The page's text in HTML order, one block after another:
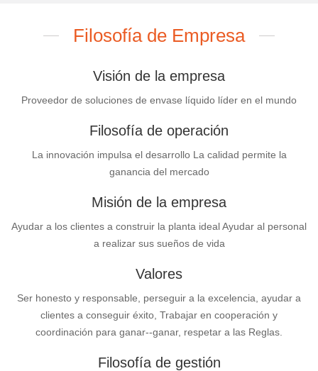
Filosofía de Empresa
Visión de la empresa
Proveedor de soluciones de envase líquido líder en el mundo
Filosofía de operación
La innovación impulsa el desarrollo La calidad permite la
ganancia del mercado
Misión de la empresa
Ayudar a los clientes a construir la planta ideal Ayudar al personal
a realizar sus sueños de vida
Valores
Ser honesto y responsable, perseguir a la excelencia, ayudar a
clientes a conseguir éxito, Trabajar en cooperación y
coordinación para ganar--ganar, respetar a las Reglas.
Filosofía de gestión